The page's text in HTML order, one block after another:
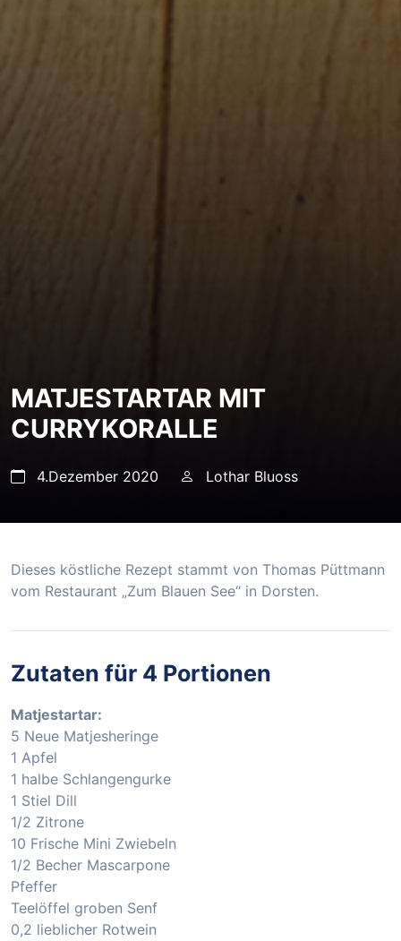
MATJESTARTAR MIT
CURRYKORALLE
4.Dezember 2020 Lothar Bluoss
Dieses köstliche Rezept stammt von Thomas Püttmann
vom Restaurant „Zum Blauen See“ in Dorsten.
Zutaten für 4 Portionen
Matjestartar:
5 Neue Matjesheringe
1 Apfel
1 halbe Schlangengurke
1 Stiel Dill
1/2 Zitrone
10 Frische Mini Zwiebeln
1/2 Becher Mascarpone
Pfeffer
Teelöffel groben Senf
0,2 lieblicher Rotwein